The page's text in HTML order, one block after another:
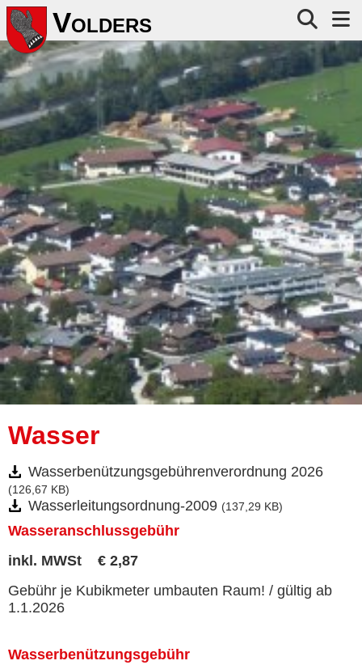
VOLDERS
Wasser
Wasserbenützungsgebührenverordnung 2026
(126,67 KB)
Wasserleitungsordnung-2009 (137,29 KB)
Wasseranschlussgebühr
inkl. MWSt € 2,87
Gebühr je Kubikmeter umbauten Raum! / gültig ab
1.1.2026
Wasserbenützungsgebühr